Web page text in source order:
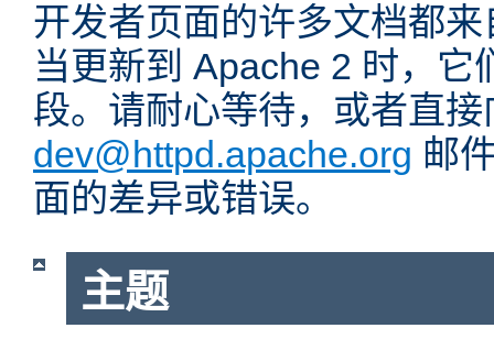
开发者页面的许多文档都
当更新到 Apache 2 时，它
段。请耐心等待，或者直接
dev@httpd.apache.org 邮
面的差异或错误。
主题